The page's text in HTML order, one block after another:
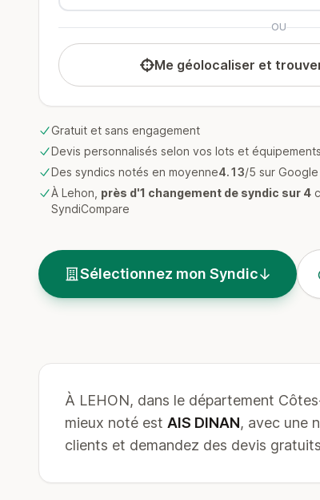
OU
Me géolocaliser et
Gratuit et sans engagement
Devis personnalisés selon vos lots et équipements
Des syndics notés en moyenne4.13/5 sur Google
À Lehon, près d'1 changement de syndic sur 4
SyndiCompare
Sélectionnez mon Syndic
À LEHON, dans le département
mieux noté est AIS DINAN, avec une
clients et demandez des devis